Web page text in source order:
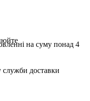
на суму понад 4
служби доставки